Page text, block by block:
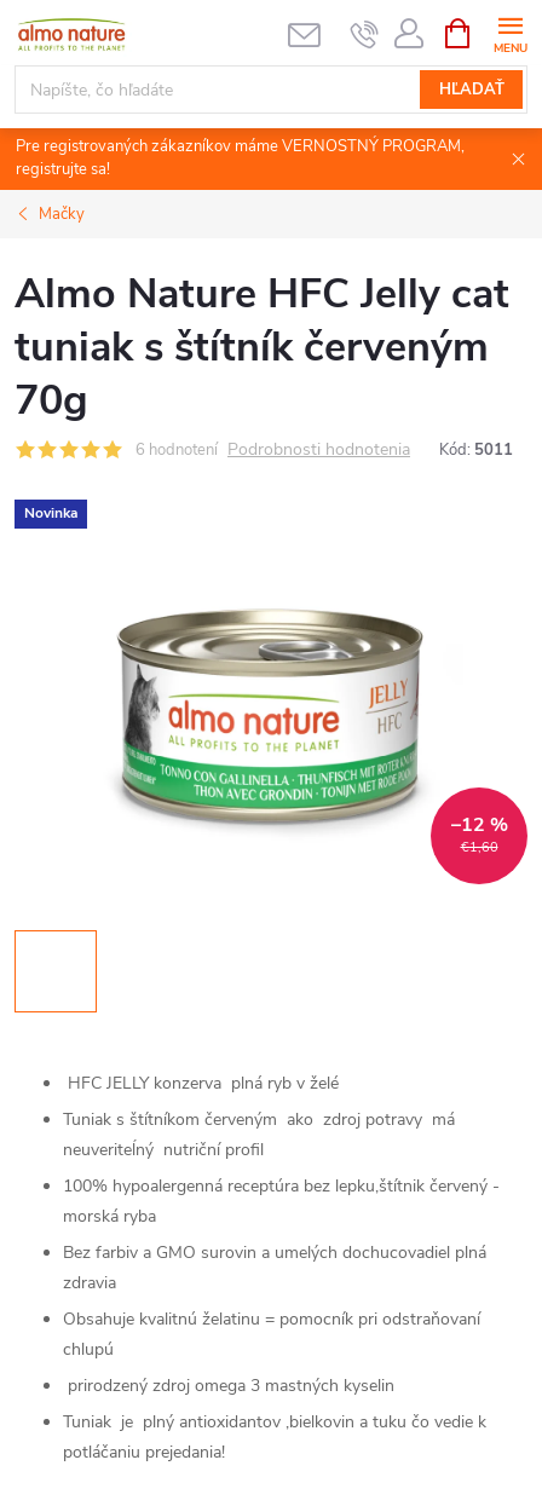
Prejsť
obsah
HĽADAŤ
KOŠÍK
Pre registrovaných zákazníkov máme VERNOSTNÝ PROGRAM,
registrujte sa!
Mačky
Almo Nature HFC Jelly cat
tuniak s štítník červeným
70g
6 hodnotení Podrobnosti hodnotenia Kód: 5011
Novinka
€1,60
–12 %
HFC JELLY konzerva plná ryb v želé
Tuniak s štítníkom červeným ako zdroj potravy má
neuveriteĺný nutriční profil
100% hypoalergenná receptúra bez lepku,štítnik červený -
morská ryba
Bez farbiv a GMO surovin a umelých dochucovadiel plná
zdravia
Obsahuje kvalitnú želatinu = pomocník pri odstraňovaní
chlupú
prirodzený zdroj omega 3 mastných kyselin
Tuniak je plný antioxidantov ,bielkovin a tuku čo vedie k
potláčaniu prejedania!